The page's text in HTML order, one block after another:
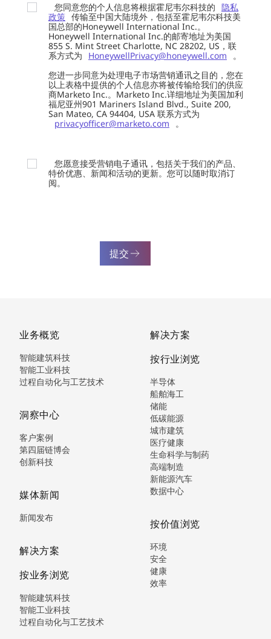
您同意您的个人信息将根据霍尼韦尔科技的 隐私
政策 传输至中国大陆境外，包括至霍尼韦尔科技美
国总部的Honeywell International Inc.。
Honeywell International Inc.的邮寄地址为美国
855 S. Mint Street Charlotte, NC 28202, US，联
系方式为
HoneywellPrivacy@honeywell.com
。
您进一步同意为处理电子市场营销通讯之目的，您在
以上表格中提供的个人信息亦将被传输给我们的供应
商Marketo Inc.。Marketo Inc.详细地址为美国加利
福尼亚州901 Mariners Island Blvd., Suite 200,
San Mateo, CA 94404, USA 联系方式为
privacyofficer@marketo.com
。
您愿意接受营销电子通讯，包括关于我们的产品、
特价优惠、新闻和活动的更新。您可以随时取消订
阅。
提交
业务概览
智能建筑科技
智能工业科技
过程自动化与工艺技术
洞察中心
客户案例
第四届链博会
创新科技
媒体新闻
新闻发布
解决方案
按业务浏览
智能建筑科技
智能工业科技
过程自动化与工艺技术
解决方案
按行业浏览
半导体
船舶海工
储能
低碳能源
城市建筑
医疗健康
生命科学与制药
高端制造
新能源汽车
数据中心
按价值浏览
环境
安全
健康
效率